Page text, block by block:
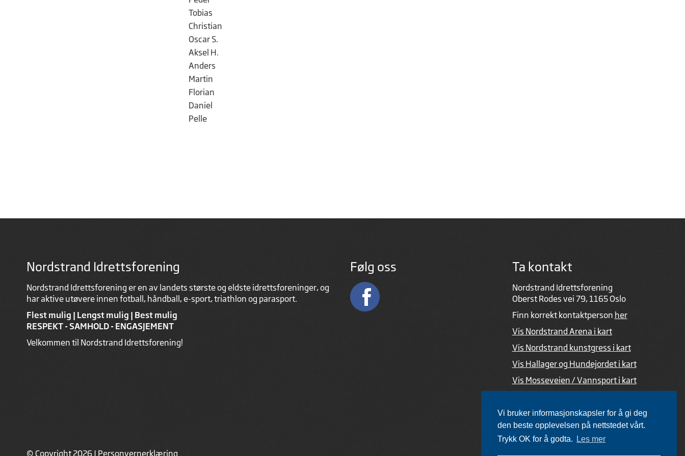
Vi bruker informasjonskapsler for å gi deg
den beste opplevelsen på nettstedet vårt.
Trykk OK for å godta.
Les mer
Tobias
Christian
Oscar S.
Aksel H.
Anders
Martin
Florian
Daniel
Pelle
Nordstrand Idrettsforening
Nordstrand Idrettsforening er en av landets største og eldste idrettsforeninger, og
har aktive utøvere innen fotball, håndball, e-sport, triathlon og parasport.
Flest mulig | Lengst mulig | Best mulig
RESPEKT - SAMHOLD - ENGASJEMENT
Velkommen til Nordstrand Idrettsforening!
Følg oss Ta kontakt
Nordstrand Idrettsforening
Oberst Rodes vei 79, 1165 Oslo
Finn korrekt kontaktperson her
Vis Nordstrand Arena i kart
Vis Nordstrand kunstgress i kart
Vis Hallager og Hundejordet i kart
Vis Mosseveien / Vannsport i kart
© Copyright 2026 | Personvernerklæring Utviklet av Netlab,publiseres med eRedaktør